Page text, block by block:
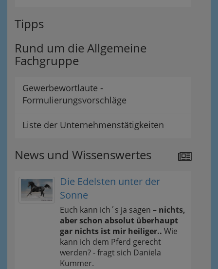
Tipps
Rund um die Allgemeine
Fachgruppe
Gewerbewortlaute -
Formulierungsvorschläge
Liste der Unternehmenstätigkeiten
News und Wissenswertes
Die Edelsten unter der
Sonne
Euch kann ich´s ja sagen – nichts,
aber schon absolut überhaupt
gar nichts ist mir heiliger.. Wie
kann ich dem Pferd gerecht
werden? - fragt sich Daniela
Kummer.